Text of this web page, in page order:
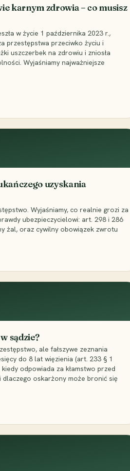
karnym zdrowia – co musisz
w życie 1 października 2023 r.,
przestępstwa przeciwko życiu i
uszczerbek na zdrowiu i zniosła
Wyjaśniamy najważniejsze
uzyskania
Wyjaśniamy, co realnie grozi za
ubezpieczycielowi: art. 298 i 286
żal, oraz cywilny obowiązek zwrotu
sądzie?
ale fałszywe zeznania
do 8 lat więzienia (art. 233 § 1
odpowiada za kłamstwo przed
oskarżony może bronić się